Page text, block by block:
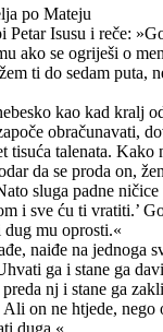
po Mateju
Petar Isusu i reče:
ako se ogriješi o
ti do sedam puta,
kao kad kralj
obračunavati,
tisuća talenata. Kako
da se proda on,
sluga padne
i sve ću ti vratiti.’
mu oprosti.«
naiđe na jednoga
ga i stane ga
nj i stane ga
on ne htjede, nego